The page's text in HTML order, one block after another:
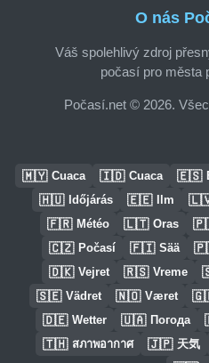
O nás
Váš spolehlivý zdroj
počasí pro města
Počasí.net © 2026.
🇲🇾 Cuaca 🇮🇩 Cuaca 🇪🇸
🇭🇺 Időjárás 🇪🇪 Ilm
🇫🇷 Météo 🇱🇹 Oras
🇨🇿 Počasí 🇫🇮 Sää
🇩🇰 Vejret 🇷🇸 Vreme
🇸🇪 Vädret 🇳🇴 Været
🇩🇪 Wetter 🇺🇦 Погода
🇹🇭 สภาพอากาศ 🇯🇵 天気